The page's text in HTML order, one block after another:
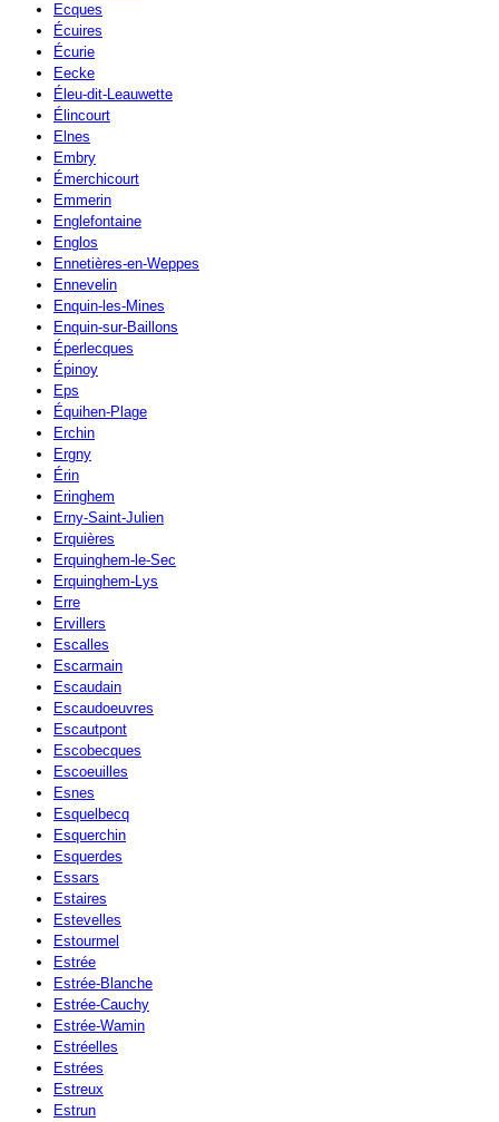
Ecques
Écuires
Écurie
Eecke
Éleu-dit-Leauwette
Élincourt
Elnes
Embry
Émerchicourt
Emmerin
Englefontaine
Englos
Ennetières-en-Weppes
Ennevelin
Enquin-les-Mines
Enquin-sur-Baillons
Éperlecques
Épinoy
Eps
Équihen-Plage
Erchin
Ergny
Érin
Eringhem
Erny-Saint-Julien
Erquières
Erquinghem-le-Sec
Erquinghem-Lys
Erre
Ervillers
Escalles
Escarmain
Escaudain
Escaudoeuvres
Escautpont
Escobecques
Escoeuilles
Esnes
Esquelbecq
Esquerchin
Esquerdes
Essars
Estaires
Estevelles
Estourmel
Estrée
Estrée-Blanche
Estrée-Cauchy
Estrée-Wamin
Estréelles
Estrées
Estreux
Estrun